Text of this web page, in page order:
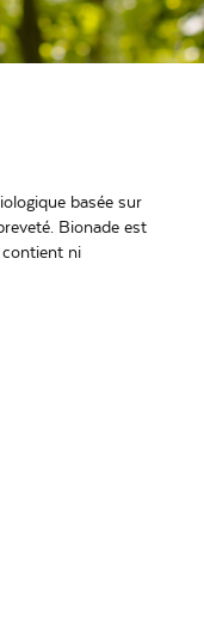
basée sur
Bionade est
contient ni